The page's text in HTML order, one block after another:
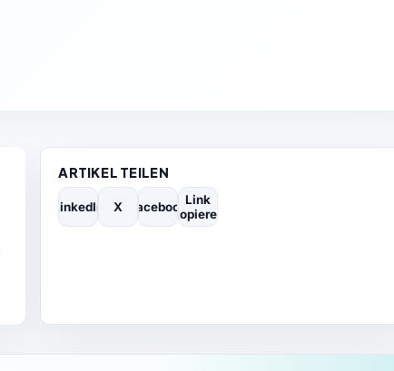
ARTIKEL TEILEN
LinkedIn X FacebookLink
kopieren